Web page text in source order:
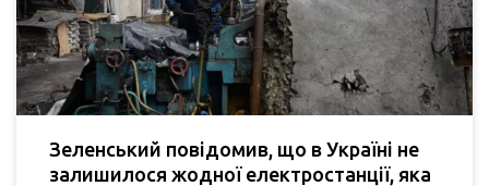
Зеленський повідомив, що в Україні не
залишилося жодної електростанції, яка